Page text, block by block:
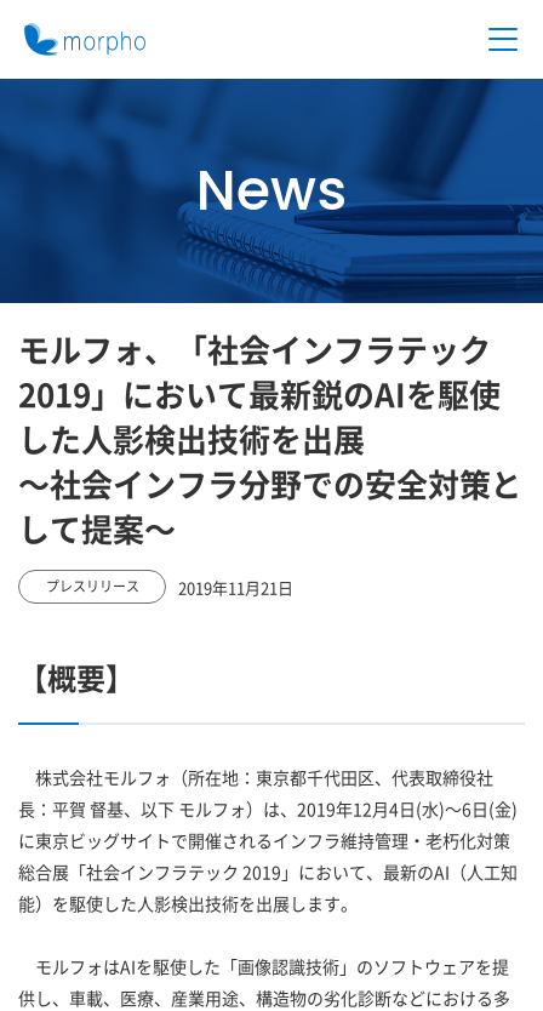
News
モルフォ、「社会インフラテック
2019」において最新鋭のAIを駆使
した人影検出技術を出展
～社会インフラ分野での安全対策と
して提案～
プレスリリース 2019年11月21日
【概要】
株式会社モルフォ（所在地：東京都千代田区、代表取締役社
長：平賀 督基、以下 モルフォ）は、2019年12月4日(水)～6日(金)
に東京ビッグサイトで開催されるインフラ維持管理・老朽化対策
総合展「社会インフラテック 2019」において、最新のAI（人工知
能）を駆使した人影検出技術を出展します。
モルフォはAIを駆使した「画像認識技術」のソフトウェアを提
供し、車載、医療、産業用途、構造物の劣化診断などにおける多